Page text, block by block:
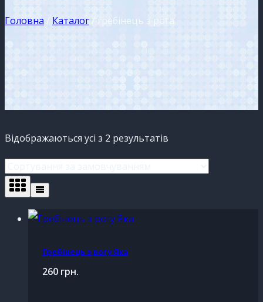
Головна / Каталог/ гребінець з рога
Відображаються усі з 2 результатів
Гребінець з рогу Яка
260 грн.